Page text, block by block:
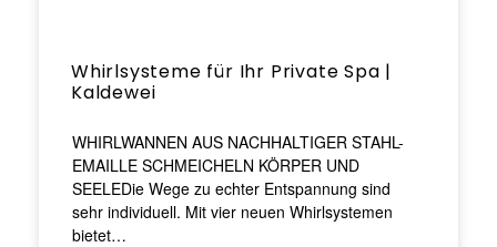
Whirlsysteme für Ihr Private Spa |
Kaldewei
WHIRLWANNEN AUS NACHHALTIGER STAHL-
EMAILLE SCHMEICHELN KÖRPER UND
SEELEDie Wege zu echter Entspannung sind
sehr individuell. Mit vier neuen Whirlsystemen
bietet…